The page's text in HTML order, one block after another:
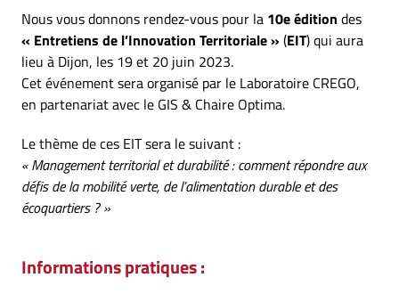
Nous vous donnons rendez-vous pour la 10e édition des
« Entretiens de l’Innovation Territoriale » (EIT) qui aura
lieu à Dijon, les 19 et 20 juin 2023.
Cet événement sera organisé par le Laboratoire CREGO,
en partenariat avec le GIS & Chaire Optima.
Le thème de ces EIT sera le suivant :
« Management territorial et durabilité : comment répondre aux
défis de la mobilité verte, de l’alimentation durable et des
écoquartiers ? »
Informations pratiques :